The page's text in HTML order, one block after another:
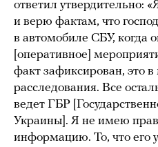
ответил утвердительно:
и верю фактам, что
в автомобиле СБУ, когда
[оперативное]
факт зафиксирован, это
расследования. Все
ведет ГБР
Украины]. Я не имею
информацию. То, что его